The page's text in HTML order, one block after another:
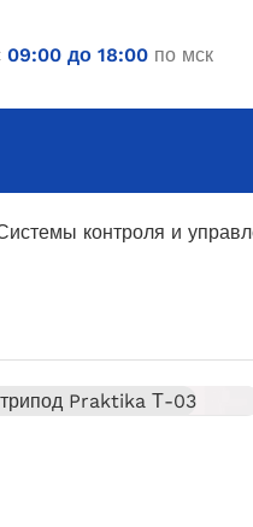
09:00 до 18:00 по мск
контроля и